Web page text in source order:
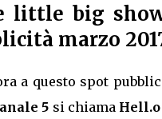
little big
marzo
a questo spot
5 si chiama Hell.o